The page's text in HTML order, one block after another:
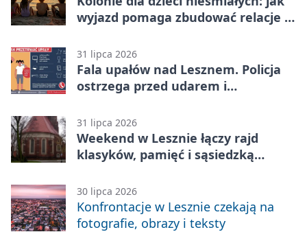
wyjazd pomaga zbudować relacje z
31 lipca 2026
Fala upałów nad Lesznem. Policja
ostrzega przed udarem i
31 lipca 2026
Weekend w Lesznie łączy rajd
klasyków, pamięć i sąsiedzką
30 lipca 2026
Konfrontacje w Lesznie czekają na
fotografie, obrazy i teksty